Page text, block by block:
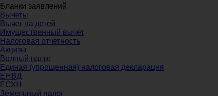
Бланки заявлений
Вычеты
Вычет на детей
Имущественный вычет
Налоговая отчетность
Акцизы
Водный налог
Единая (упрощенная) налоговая декларация
ЕНВД
ЕСХН
Земельный налог